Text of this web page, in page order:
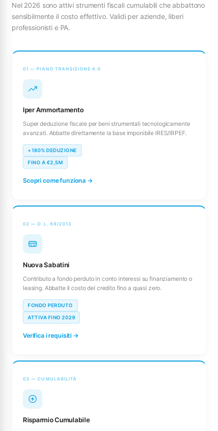
Nel 2026 sono attivi strumenti fiscali cumulabili che abbattono
sensibilmente il costo effettivo. Validi per aziende, liberi
professionisti e PA.
01 — PIANO TRANSIZIONE 4.0
Iper Ammortamento
Super deduzione fiscale per beni strumentali tecnologicamente
avanzati. Abbatte direttamente la base imponibile IRES/IRPEF.
+180% DEDUZIONE
FINO A €2,5M
Scopri come funziona →
02 — D.L. 69/2013
Nuova Sabatini
Contributo a fondo perduto in conto interessi su finanziamento o
leasing. Abbatte il costo del credito fino a quasi zero.
FONDO PERDUTO
ATTIVA FINO 2029
Verifica i requisiti →
03 — CUMULABILITÀ
Risparmio Cumulabile